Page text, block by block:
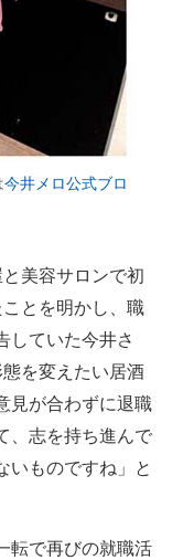
今井メロ公式ブロ
美容サロンで初
とを明かし、職
していた今井さ
を変えたい居酒
見が合わずに退職
、志を持ち進んで
いものですね」と
転で再びの就職活